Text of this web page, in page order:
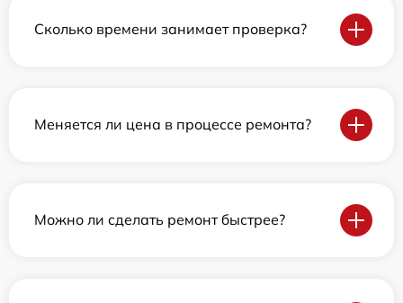
Сколько времени занимает проверка?
Меняется ли цена в процессе ремонта?
Можно ли сделать ремонт быстрее?